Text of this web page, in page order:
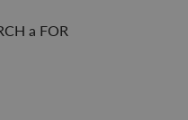
a FOR